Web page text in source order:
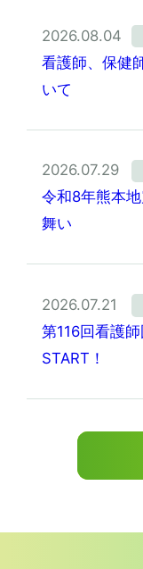
2026.08.04
看護師、保健
いて
2026.07.29
令和8年熊本
舞い
2026.07.21
第116回看護
START！